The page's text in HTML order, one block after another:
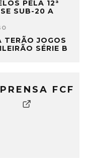
PELA 12ª
SUB-20 A
TERÃO JOGOS
SÉRIE B
FCF